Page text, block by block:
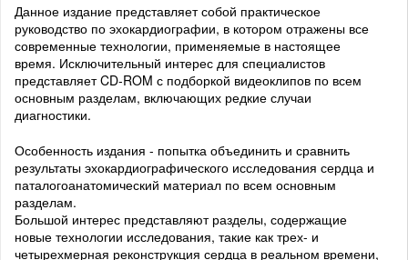
Данное издание представляет собой практическое
руководство по эхокардиографии, в котором отражены все
современные технологии, применяемые в настоящее
время. Исключительный интерес для специалистов
представляет CD-ROM с подборкой видеоклипов по всем
основным разделам, включающих редкие случаи
диагностики.
Особенность издания - попытка объединить и сравнить
результаты эхокардиографического исследования сердца и
паталогоанатомический материал по всем основным
разделам.
Большой интерес представляют разделы, содержащие
новые технологии исследования, такие как трех- и
четырехмерная реконструкция сердца в реальном времени,